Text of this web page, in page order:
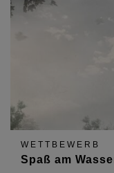
WETTBEWERB
Spaß am